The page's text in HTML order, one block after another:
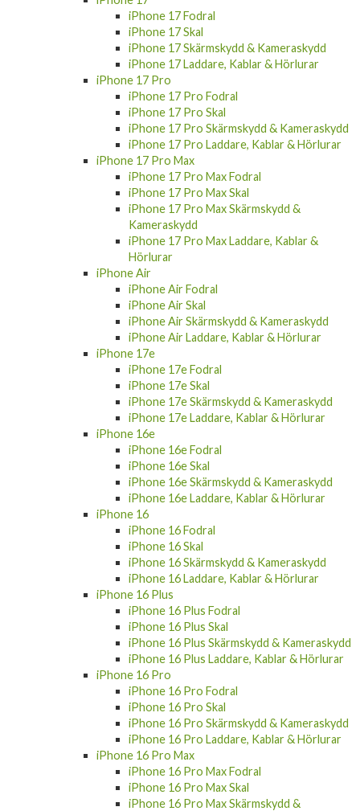
iPhone 17 Fodral
iPhone 17 Skal
iPhone 17 Skärmskydd & Kameraskydd
iPhone 17 Laddare, Kablar & Hörlurar
iPhone 17 Pro
iPhone 17 Pro Fodral
iPhone 17 Pro Skal
iPhone 17 Pro Skärmskydd & Kameraskydd
iPhone 17 Pro Laddare, Kablar & Hörlurar
iPhone 17 Pro Max
iPhone 17 Pro Max Fodral
iPhone 17 Pro Max Skal
iPhone 17 Pro Max Skärmskydd &
Kameraskydd
iPhone 17 Pro Max Laddare, Kablar &
Hörlurar
iPhone Air
iPhone Air Fodral
iPhone Air Skal
iPhone Air Skärmskydd & Kameraskydd
iPhone Air Laddare, Kablar & Hörlurar
iPhone 17e
iPhone 17e Fodral
iPhone 17e Skal
iPhone 17e Skärmskydd & Kameraskydd
iPhone 17e Laddare, Kablar & Hörlurar
iPhone 16e
iPhone 16e Fodral
iPhone 16e Skal
iPhone 16e Skärmskydd & Kameraskydd
iPhone 16e Laddare, Kablar & Hörlurar
iPhone 16
iPhone 16 Fodral
iPhone 16 Skal
iPhone 16 Skärmskydd & Kameraskydd
iPhone 16 Laddare, Kablar & Hörlurar
iPhone 16 Plus
iPhone 16 Plus Fodral
iPhone 16 Plus Skal
iPhone 16 Plus Skärmskydd & Kameraskydd
iPhone 16 Plus Laddare, Kablar & Hörlurar
iPhone 16 Pro
iPhone 16 Pro Fodral
iPhone 16 Pro Skal
iPhone 16 Pro Skärmskydd & Kameraskydd
iPhone 16 Pro Laddare, Kablar & Hörlurar
iPhone 16 Pro Max
iPhone 16 Pro Max Fodral
iPhone 16 Pro Max Skal
iPhone 16 Pro Max Skärmskydd &